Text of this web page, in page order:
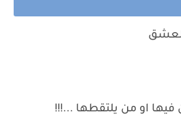
او من يلتقطها ...!!!